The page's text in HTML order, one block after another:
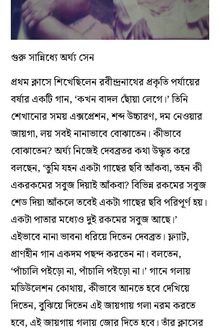
গুরু সান্নিধ্যে অর্ঘ্য সেন
প্রথম ক্লাসে শিখেছিলেন রবীন্দ্রনাথের প্রকৃতি পর্যায়ের
বর্ষার একটি গান, ‘কখন বাদল ছোঁয়া লেগে।’ তিনি
শেখানোর সময় এক্সপ্রেশন, শব্দ উচ্চারণ, দম নেওয়ার
জায়গা, লয় সবই নানাভাবে বোঝাতেন। কীভাবে
বোঝাতেন? অর্ঘ্য নিজেই দেবব্রতর কথা উদ্ধৃত করে
বলছেন, ‘তুমি যহন একটা গাছের ছবি আঁকবা, তহন কী
একরকমের সবুজ দিয়াই আঁকবা? বিভিন্ন রকমের সবুজ
শেড দিয়া আঁকলে তবেই একটা গাছের ছবি পরিপূর্ণ হয়।
একটা পাতার মধ্যেও দুই রকমের সবুজ আছে।’
এইভাবে নানা ভাবনা ধরিয়ে দিতেন দেবব্রত। ফ্ল্যাট,
প্রাণহীন গান একদম পছন্দ করতেন না। বলতেন,
‘পাঁচালি পইড়ো না, পাঁচালি পইড়ো না।’ গানে গলায়
মডিউলেশন কোথায়, কীভাবে আনতে হবে দেখিয়ে
দিতেন, বুঝিয়ে দিতেন এই জায়গায় গলা নরম করতে
হবে, এই জায়গায় গলায় জোর দিতে হবে। তাঁর ক্লাসের